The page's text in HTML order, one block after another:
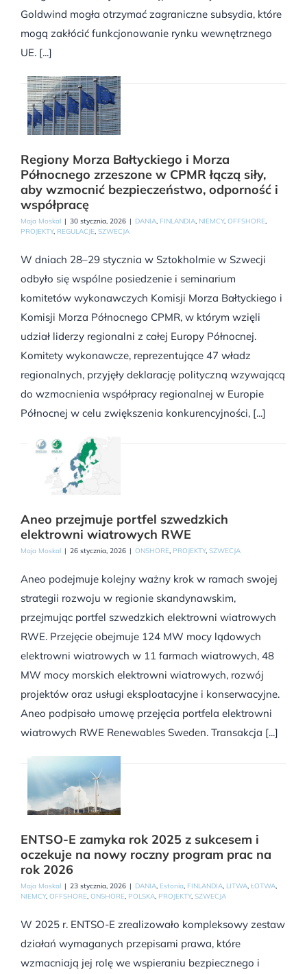
Goldwind mogła otrzymać zagraniczne subsydia, które
mogą zakłócić funkcjonowanie rynku wewnętrznego
UE. [...]
Regiony Morza Bałtyckiego i Morza
Północnego zrzeszone w CPMR łączą siły,
aby wzmocnić bezpieczeństwo, odporność i
współpracę
Maja Moskal | 30 stycznia, 2026 | DANIA FINLANDIA NIEMCY, OFFSHORE
PROJEKTY, REGULACJE SZWECJA
W dniach 28–29 stycznia w Sztokholmie w Szwecji
odbyło się wspólne posiedzenie i seminarium
komitetów wykonawczych Komisji Morza Bałtyckiego i
Komisji Morza Północnego CPMR, w którym wzięli
udział liderzy regionalni z całej Europy Północnej.
Komitety wykonawcze, reprezentujące 47 władz
regionalnych, przyjęły deklarację polityczną wzywającą
do wzmocnienia współpracy regionalnej w Europie
Północnej w celu zwiększenia konkurencyjności, [...]
Aneo przejmuje portfel szwedzkich
elektrowni wiatrowych RWE
Maja Moskal | 26 stycznia, 2026 | ONSHORE, PROJEKTY, SZWECJA
Aneo podejmuje kolejny ważny krok w ramach swojej
strategii rozwoju w regionie skandynawskim,
przejmując portfel szwedzkich elektrowni wiatrowych
RWE. Przejęcie obejmuje 124 MW mocy lądowych
elektrowni wiatrowych w 11 farmach wiatrowych, 48
MW mocy morskich elektrowni wiatrowych, rozwój
projektów oraz usługi eksploatacyjne i konserwacyjne.
Aneo podpisało umowę przejęcia portfela elektrowni
wiatrowych RWE Renewables Sweden. Transakcja [...]
ENTSO-E zamyka rok 2025 z sukcesem i
oczekuje na nowy roczny program prac na
rok 2026
Maja Moskal | 23 stycznia, 2026 | DANIA, Estonia, FINLANDIA, LITWA, ŁOTWA,
NIEMCY, OFFSHORE, ONSHORE, POLSKA, PROJEKTY, SZWECJA
W 2025 r. ENTSO-E zrealizowało kompleksowy zestaw
działań wymaganych przepisami prawa, które
wzmacniają jej rolę we wspieraniu bezpiecznego i